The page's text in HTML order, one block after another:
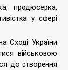
продюсерка,
у сфері
Сході України
військовою
до створення